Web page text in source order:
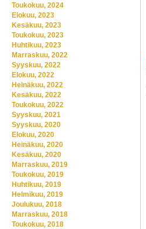
Toukokuu, 2024
Elokuu, 2023
Kesäkuu, 2023
Toukokuu, 2023
Huhtikuu, 2023
Marraskuu, 2022
Syyskuu, 2022
Elokuu, 2022
Heinäkuu, 2022
Kesäkuu, 2022
Toukokuu, 2022
Syyskuu, 2021
Syyskuu, 2020
Elokuu, 2020
Heinäkuu, 2020
Kesäkuu, 2020
Marraskuu, 2019
Toukokuu, 2019
Huhtikuu, 2019
Helmikuu, 2019
Joulukuu, 2018
Marraskuu, 2018
Toukokuu, 2018